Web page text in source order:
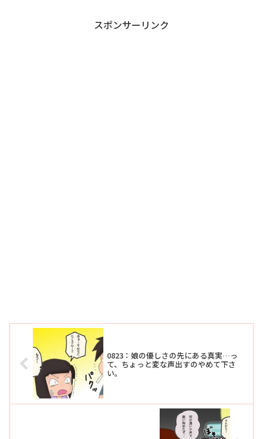
スポンサーリンク
0823：娘の優しさの先にある真実…っ
て、ちょっと変な声出すのやめて下さ
い。